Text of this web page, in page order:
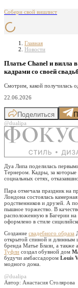
Собери свой вишлист
Главная
Новости
Платье Chanel и вилла
кадрами со своей
Смотрим, какой получилась
22.06.2026
Поделиться
@dualipa
Дуа Липа поделилась
Тернером. Кадры, за которые
социальных сетях,
Пара отмечала праздник на
Лондона состоялась
родственников и друзей. А
пышное торжество. В
расположенную в Багерии
оформлено в стиле
Создание свадебного образа
открытой спиной и длинным
бренда Матье Блази, а также
Туфли создал обувной дом
будучи амбассадором Louis
модного дома.
@dualipa
Автор: Анастасия Столярова